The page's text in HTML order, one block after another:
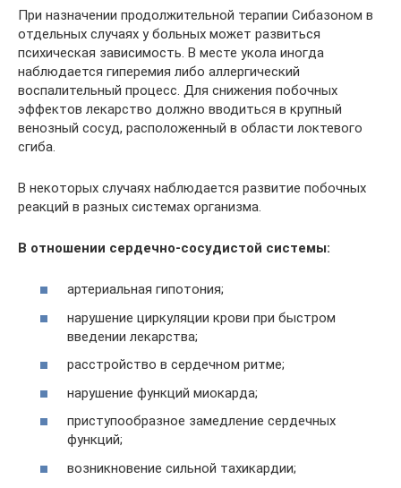
При назначении продолжительной терапии Сибазоном в
отдельных случаях у больных может развиться
психическая зависимость. В месте укола иногда
наблюдается гиперемия либо аллергический
воспалительный процесс. Для снижения побочных
эффектов лекарство должно вводиться в крупный
венозный сосуд, расположенный в области локтевого
сгиба.
В некоторых случаях наблюдается развитие побочных
реакций в разных системах организма.
В отношении сердечно-сосудистой системы:
артериальная гипотония;
нарушение циркуляции крови при быстром
введении лекарства;
расстройство в сердечном ритме;
нарушение функций миокарда;
приступообразное замедление сердечных
функций;
возникновение сильной тахикардии;